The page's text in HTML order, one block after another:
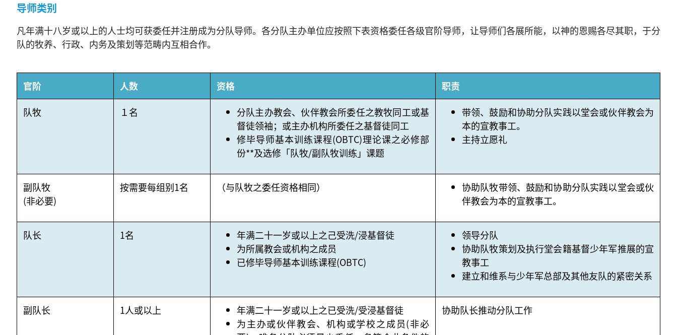
导师类别
凡年满十八岁或以上的人士均可获委任并注册成为分队导师。各分队主办单位应按照下表资格委任各级官阶导师，让导师们各展所能，以神的恩赐各尽其职，于分
队的牧养、行政、内务及策划等范畴内互相合作。
官阶 人数 资格
职责
队牧
１名
分队主办教会、伙伴教会所委任之教牧同工或基
督徒领袖；或主办机构所委任之基督徒同工
修毕导师基本训练课程(OBTC)理论课之必修部
份**及选修「队牧/副队牧训练」课题
带领、鼓励和协助分队实践以堂会或伙伴教会为
本的宣教事工。
主持立愿礼
副队牧
(非必要)
按需要每组别1名 （与队牧之委任资格相同）
协助队牧带领、鼓励和协助分队实践以堂会或伙
伴教会为本的宣教事工。
队长 1名
年满二十一岁或以上之己受洗/浸基督徒
为所属教会或机构之成员
已修毕导师基本训练课程(OBTC)
领导分队
协助队牧策划及执行堂会籍基督少年军推展的宣
教事工
建立和维系与少年军总部及其他友队的紧密关系
副队长 1人或以上
年满二十一岁或以上之已受洗/受浸基督徒
为主办或伙伴教会、机构或学校之成员(非必
协助队长推动分队工作